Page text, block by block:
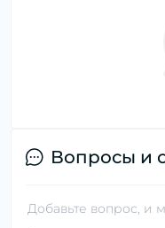
Вопросы и
Добавьте вопрос, и